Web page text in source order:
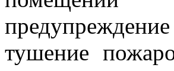
тушение